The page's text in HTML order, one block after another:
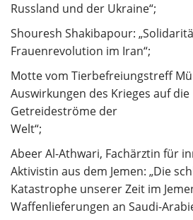
Russland und der Ukraine“;
Shouresh Shakibapour:
Frauenrevolution im Iran“;
Motte vom Tierbefreiungstreff
Auswirkungen des Krieges auf
Getreideströme der
Welt“;
Abeer Al-Athwari, Fachärztin für
Aktivistin aus dem Jemen: „Die
Katastrophe unserer Zeit im
Waffenlieferungen an Saudi-